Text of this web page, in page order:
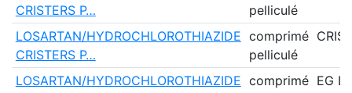
CRISTERS P…
pelliculé
LOSARTAN/HYDROCHLOROTHIAZIDE
CRISTERS P…
comprimé
pelliculé
LOSARTAN/HYDROCHLOROTHIAZIDE comprimé EG